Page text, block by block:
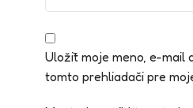
Uložiť moje meno, e-mail
tomto prehliadači pre